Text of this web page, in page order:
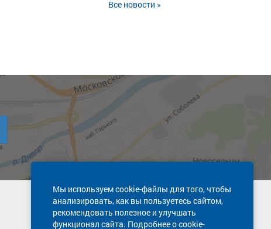
Все новости »
Мы используем cookie-файлы для того, чтобы
анализировать, как вы пользуетесь сайтом,
рекомендовать полезное и улучшать
функционал сайта. Подробнее о cookie-
Техническая поддержка сайта
8 800 600-03-38